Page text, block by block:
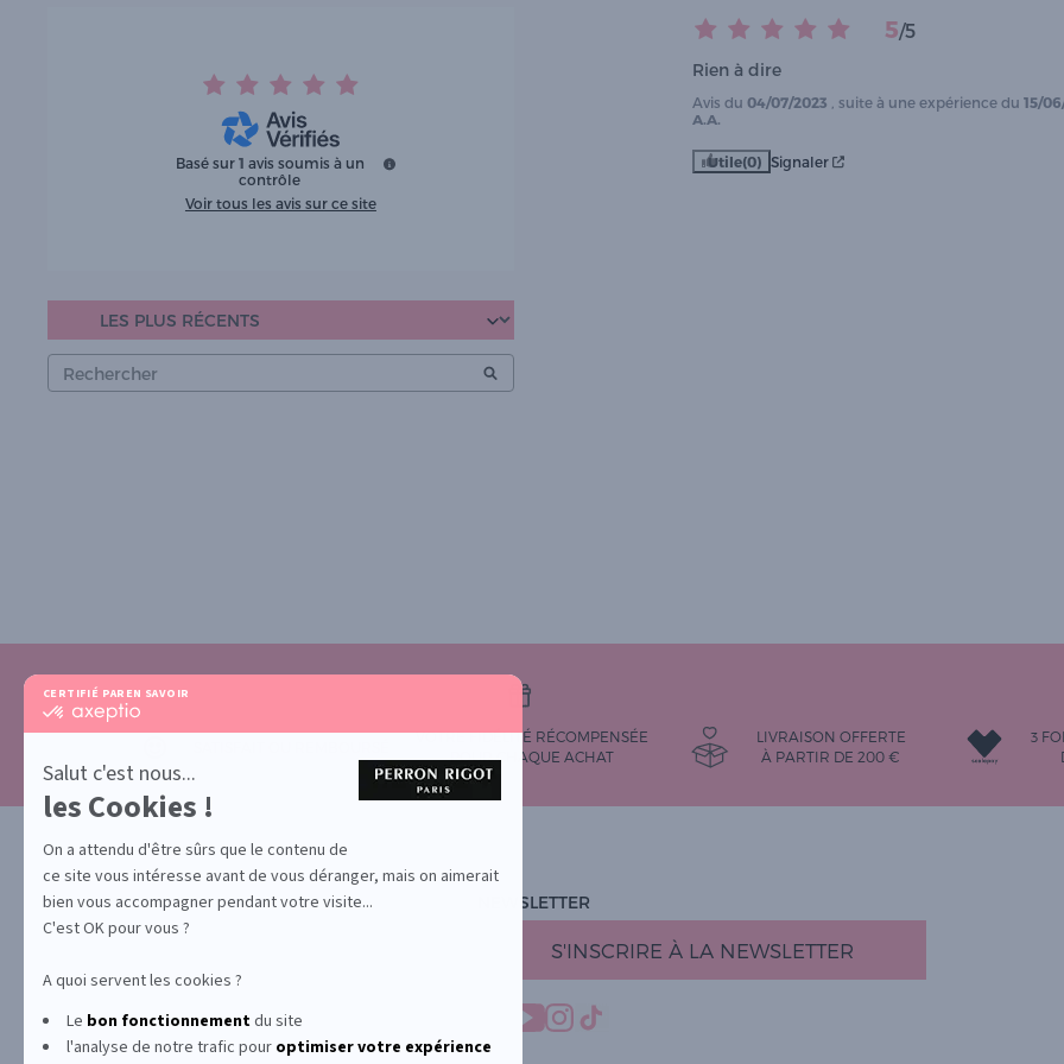
CERTIFIÉ PAR EN SAVOIR PLUS SUR
certifié
-
En
savoir
plus
sur
Axeptio
Salut c'est nous...
les Cookies !
On a attendu d'être sûrs que le contenu de
ce site vous intéresse avant de vous déranger, mais on aimerait
bien vous accompagner pendant votre visite...
C'est OK pour vous ?
A quoi servent les cookies ?
Le bon fonctionnementdu site
l'analyse de notre trafic pour optimiservotre expérience
Basé sur 1 avis soumis à un
contrôle
Voir tous les avis sur ce site
5/5
Rien à dire
Avis du 04/07/2023 , suite à une expérience du 15/
A.A.
Utile(0) Signaler
VOTRE FIDÉLITÉ RÉCOMPENSÉE
POUR CHAQUE ACHAT
LIVRAISON OFFERTE
À PARTIR DE 200 €
3
NEWSLETTER
S'INSCRIRE À LA NEWSLETTER